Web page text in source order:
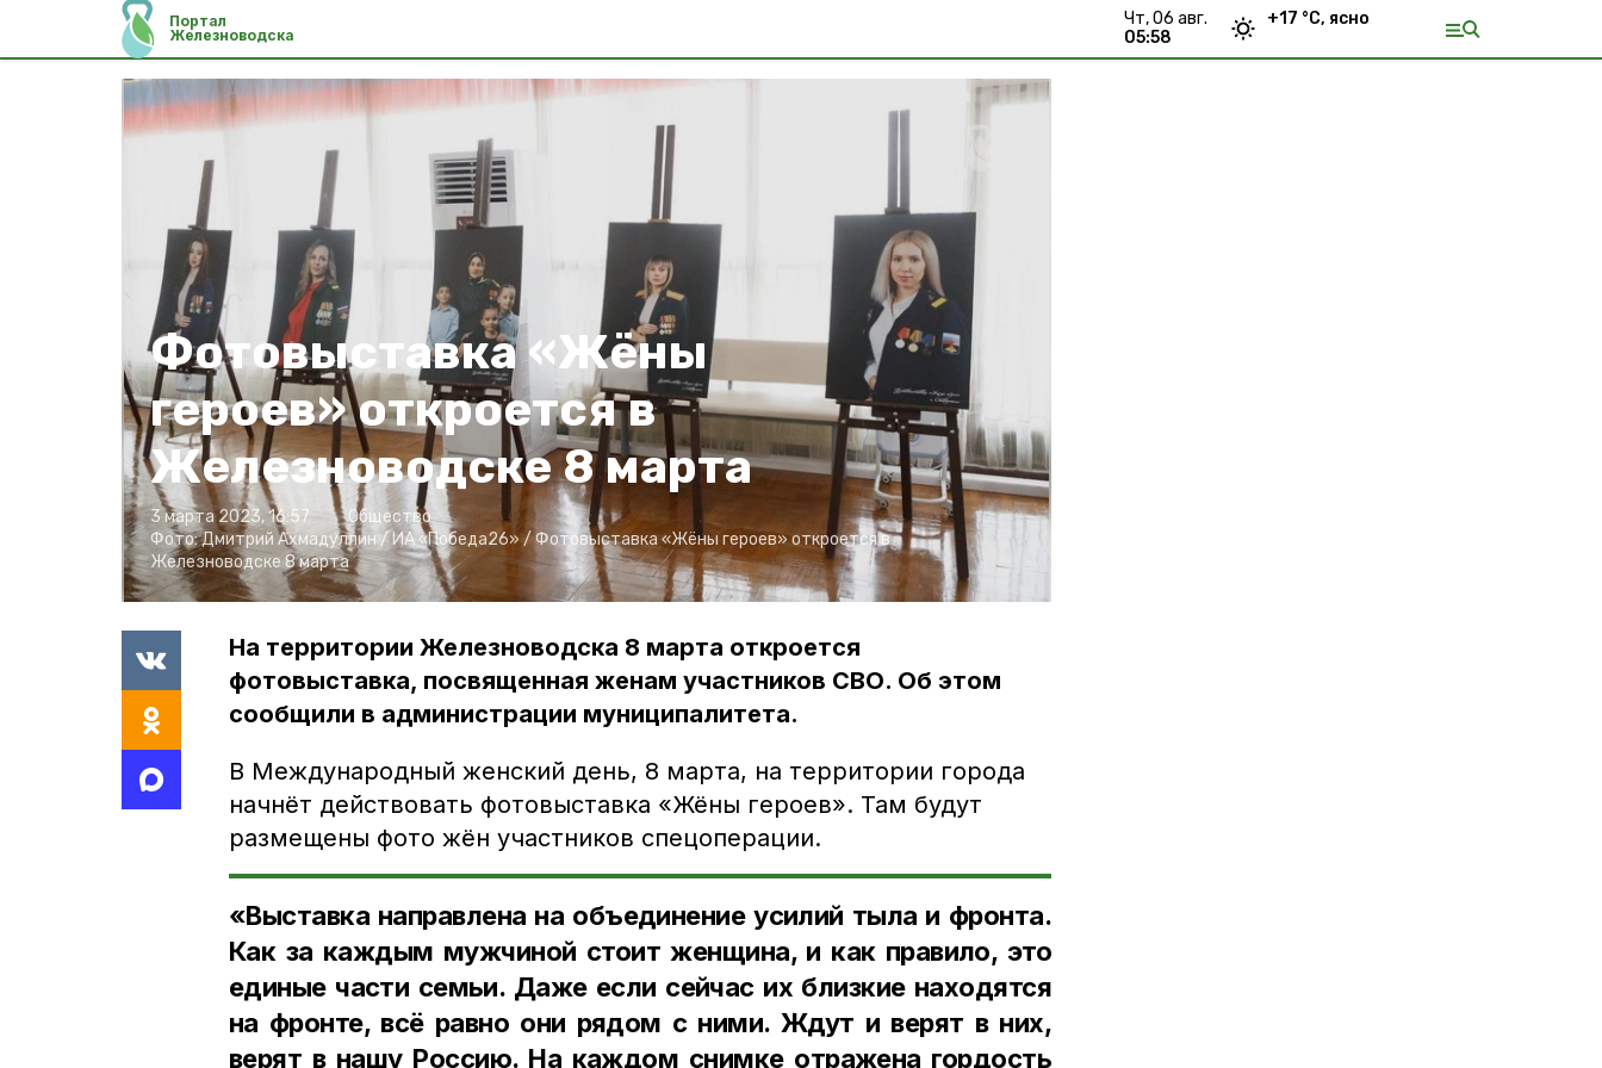
Портал
Железноводска
чт, 06 авг.
05:58
+17 °С, ясно
Фотовыставка «Жёны
героев» откроется в
Железноводске 8 марта
3 марта 2023, 16:57
Общество
Фото:Дмитрий Ахмадуллин / ИА «Победа26» / Фотовыставка «Жёны героев» откроется в
Железноводске 8 марта
На территории Железноводска 8 марта откроется
фотовыставка, посвященная женам участников СВО. Об этом
сообщили в администрации муниципалитета.
В Международный женский день, 8 марта, на территории города
начнёт действовать фотовыставка «Жёны героев». Там будут
размещены фото жён участников спецоперации.
«Выставка направлена на объединение усилий тыла и фронта.
Как за каждым мужчиной стоит женщина, и как правило, это
единые части семьи. Даже если сейчас их близкие находятся
на фронте, всё равно они рядом с ними. Ждут и верят в них,
верят в нашу Россию. На каждом снимке отражена гордость